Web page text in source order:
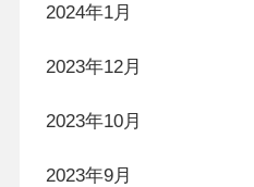
2024年1月
2023年12月
2023年10月
2023年9月